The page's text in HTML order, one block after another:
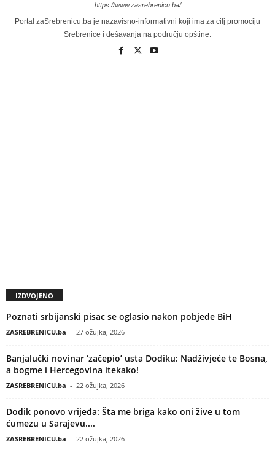
https://www.zasrebrenicu.ba/
Portal zaSrebrenicu.ba je nazavisno-informativni koji ima za cilj promociju
Srebrenice i dešavanja na području opštine.
IZDVOJENO
Poznati srbijanski pisac se oglasio nakon pobjede BiH
ZASREBRENICU.ba - 27 ožujka, 2026
Banjalučki novinar ‘začepio’ usta Dodiku: Nadživjeće te Bosna,
a bogme i Hercegovina itekako!
ZASREBRENICU.ba - 22 ožujka, 2026
Dodik ponovo vrijeđa: Šta me briga kako oni žive u tom
ćumezu u Sarajevu....
ZASREBRENICU.ba - 22 ožujka, 2026